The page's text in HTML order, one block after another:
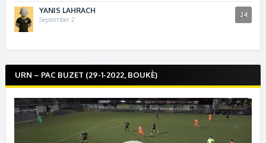
YANIS LAHRACH 24
September 2
URN – PAC BUZET (29-1-2022, BOUKÈ)
Lecteur
vidéo